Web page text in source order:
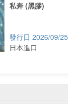
私奔 (黑膠)
2026/09/25
日本進口